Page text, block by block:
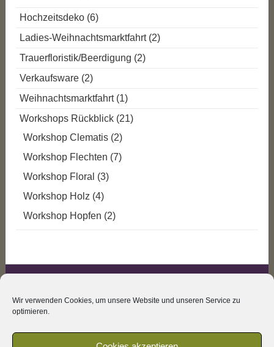
Wir verwenden Cookies, um unsere Website und unseren Service zu
optimieren.
Hochzeitsdeko (6)
Ladies-Weihnachtsmarktfahrt(2)
Trauerfloristik/Beerdigung (2)
Verkaufsware (2)
Weihnachtsmarktfahrt(1)
Workshops Rückblick (21)
Workshop Clematis (2)
Workshop Flechten (7)
Workshop Floral (3)
Workshop Holz (4)
Workshop Hopfen (2)
DATENSCHUTZ
AGB